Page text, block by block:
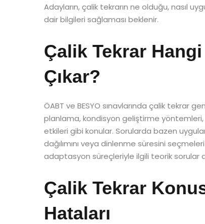
Adayların, çalik tekrarın ne olduğu, nasıl
dair bilgileri sağlaması beklenir.
Çalik Tekrar
Çıkar?
ÖABT ve BESYO sınavlarında çalik tekrar
planlama, kondisyon geliştirme yöntemleri,
etkileri gibi konular. Sorularda bazen
dağılımını veya dinlenme süresini
adaptasyon süreçleriyle ilgili teorik sorular
Çalik Tekrar
Hataları